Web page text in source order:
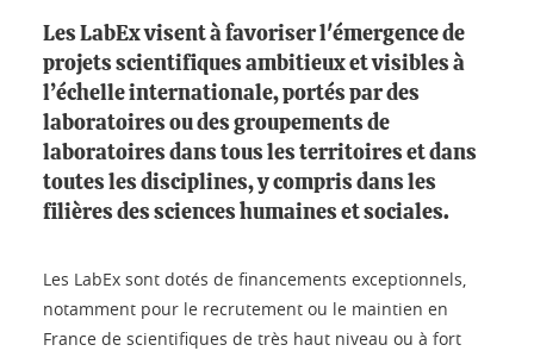
Les LabEx visent à favoriser l'émergence de
projets scientifiques ambitieux et visibles à
l’échelle internationale, portés par des
laboratoires ou des groupements de
laboratoires dans tous les territoires et dans
toutes les disciplines, y compris dans les
filières des sciences humaines et sociales.
Les LabEx sont dotés de financements exceptionnels,
notamment pour le recrutement ou le maintien en
France de scientifiques de très haut niveau ou à fort